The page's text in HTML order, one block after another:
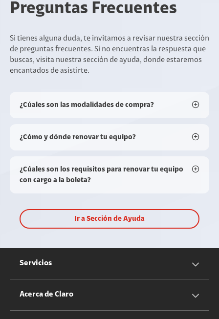
Preguntas Frecuentes
Si tienes alguna duda, te invitamos a revisar nuestra sección
de preguntas frecuentes. Si no encuentras la respuesta que
buscas, visita nuestra sección de ayuda, donde estaremos
encantados de asistirte.
¿Cúales son las modalidades de compra?
¿Cómo y dónde renovar tu equipo?
¿Cúales son los requisitos para renovar tu equipo
con cargo a la boleta?
Ir a Sección de Ayuda
Servicios
Servicios Móviles
Acerca de Claro